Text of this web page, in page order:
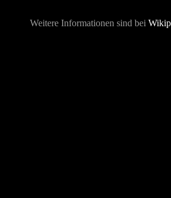
Weitere Informationen sind bei